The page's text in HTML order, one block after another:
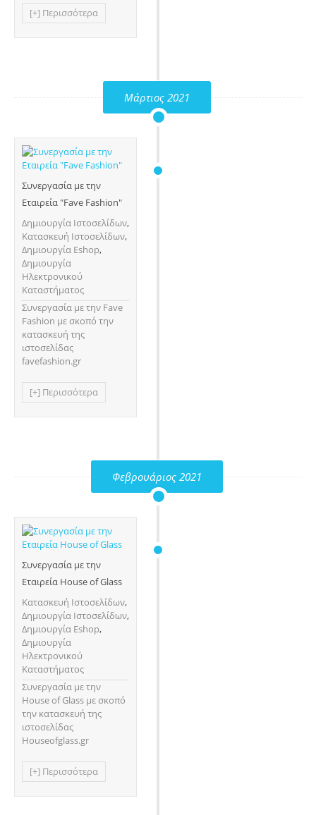
[+] Περισσότερα
Μάρτιος 2021
Συνεργασία με την
Εταιρεία "Fave Fashion"
Δημιουργία Ιστοσελίδων,
Κατασκευή Ιστοσελίδων,
Δημιουργία Eshop,
Δημιουργία
Ηλεκτρονικού
Καταστήματος
Συνεργασία με την Fave
Fashion με σκοπό την
κατασκευή της
ιστοσελίδας
favefashion.gr
[+] Περισσότερα
Φεβρουάριος 2021
Συνεργασία με την
Εταιρεία House of Glass
Κατασκευή Ιστοσελίδων,
Δημιουργία Ιστοσελίδων,
Δημιουργία Eshop,
Δημιουργία
Ηλεκτρονικού
Καταστήματος
Συνεργασία με την
House of Glass με σκοπό
την κατασκευή της
ιστοσελίδας
Houseofglass.gr
[+] Περισσότερα